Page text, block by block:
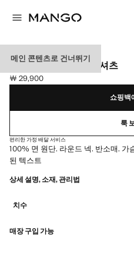
메인 콘텐츠로 건너뛰기
프린트 텍스트 코튼 티셔츠
현재 가격 [￦ 29,900 ]
￦ 29,900
색상을 선택하세요
쇼핑백
룩
편리한 가정 배달 서비스
100% 면 원단. 라운드 넥. 반소매. 가
된 텍스트
상세 설명, 소재, 관리법
치수
매장 구입 가능